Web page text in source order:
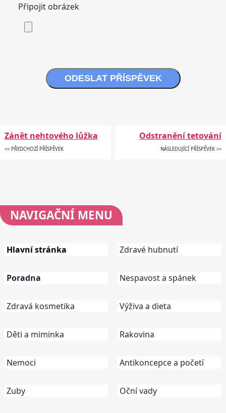
Připojit obrázek
ODESLAT PŘÍSPĚVEK
Zánět nehtového lůžka
<< PŘEDCHOZÍ PŘÍSPĚVEK
Odstranění tetování
NÁSLEDUJÍCÍ PŘÍSPĚVEK >>
NAVIGAČNÍ MENU
Hlavní stránka
Poradna
Zdravá kosmetika
Děti a miminka
Nemoci
Zuby
Zdravé hubnutí
Nespavost a spánek
Výživa a dieta
Rakovina
Antikoncepce a početí
Oční vady